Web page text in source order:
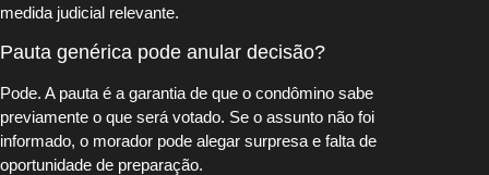
medida judicial relevante.
Pauta genérica pode anular decisão?
Pode. A pauta é a garantia de que o condômino sabe
previamente o que será votado. Se o assunto não foi
informado, o morador pode alegar surpresa e falta de
oportunidade de preparação.